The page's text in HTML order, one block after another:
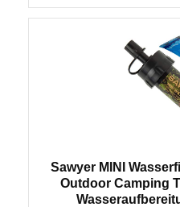
Sawyer MINI
Outdoor Camping